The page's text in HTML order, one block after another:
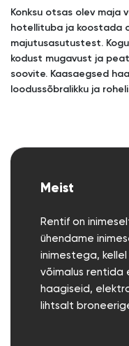
Konksu otsas olev
hotellituba ja koostada
majutusasutustest.
kodust mugavust ja
soovite. Kaasaegsed
loodussõbralikku ja
Meist
Rentif on
ühendame
inimestega,
võimalus rentida
haagiseid,
lihtsalt